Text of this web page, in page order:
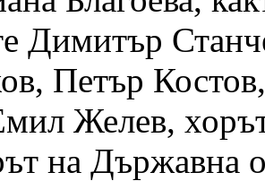
Димитър
Петър
Желев,
на Държавна